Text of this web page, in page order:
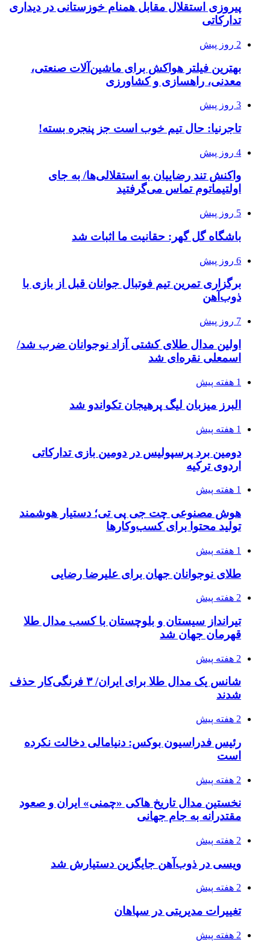
پیروزی استقلال مقابل همنام خوزستانی در دیداری
تدارکاتی
2 روز پیش
بهترین فیلتر هواکش برای ماشین‌آلات صنعتی،
معدنی، راهسازی و کشاورزی
3 روز پیش
تاجرنیا: حال تیم خوب است جز پنجره بسته!
4 روز پیش
واکنش تند رضاییان به استقلالی‌ها/ به جای
اولتیماتوم تماس می‌گرفتید
5 روز پیش
باشگاه گل گهر: حقانیت ما اثبات شد
6 روز پیش
برگزاری تمرین تیم فوتبال جوانان قبل از بازی با
ذوب‌آهن
7 روز پیش
اولین مدال طلای کشتی آزاد نوجوانان ضرب شد/
اسمعلی نقره‌ای شد
1 هفته پیش
البرز میزبان لیگ پرهیجان تکواندو شد
1 هفته پیش
دومین برد پرسپولیس در دومین بازی تدارکاتی
اردوی ترکیه
1 هفته پیش
هوش مصنوعی چت جی پی تی؛ دستیار هوشمند
تولید محتوا برای کسب‌وکارها
1 هفته پیش
طلای نوجوانان جهان برای علیرضا رضایی
2 هفته پیش
تیرانداز سیستان و بلوچستان با کسب مدال طلا
قهرمان جهان شد
2 هفته پیش
شانس یک مدال طلا برای ایران/ ۳ فرنگی‌کار حذف
شدند
2 هفته پیش
رئیس فدراسیون بوکس: دنیامالی دخالت نکرده
است
2 هفته پیش
نخستین مدال تاریخ هاکی «چمنی» ایران و صعود
مقتدرانه به جام جهانی
2 هفته پیش
ویسی در ذوب‌آهن جایگزین دستیارش شد
2 هفته پیش
تغییرات مدیریتی در سپاهان
2 هفته پیش